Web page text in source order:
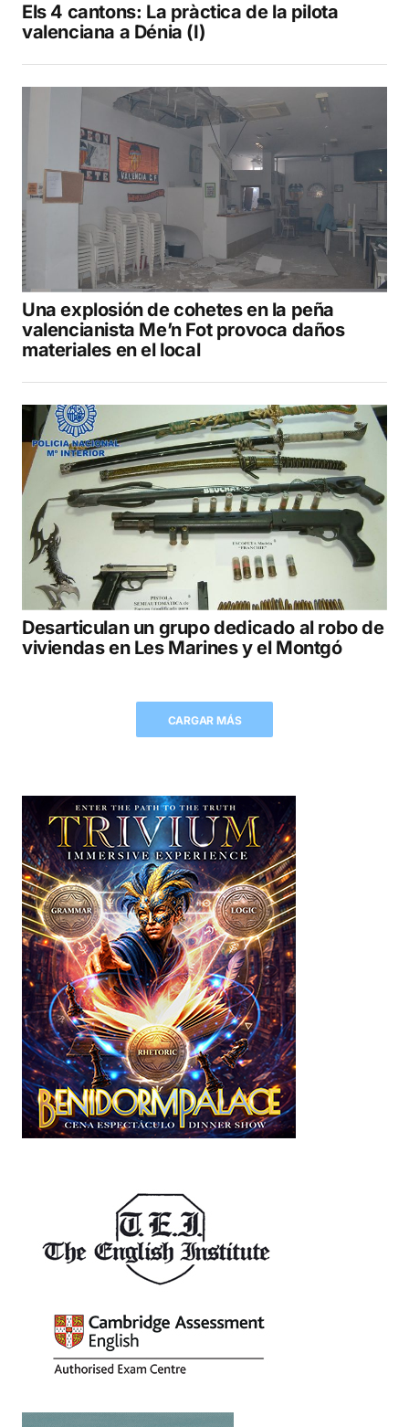
Els 4 cantons: La pràctica de la pilota
valenciana a Dénia (I)
Una explosión de cohetes en la peña
valencianista Me’n Fot provoca daños
materiales en el local
Desarticulan un grupo dedicado al robo de
viviendas en Les Marines y el Montgó
CARGAR MÁS